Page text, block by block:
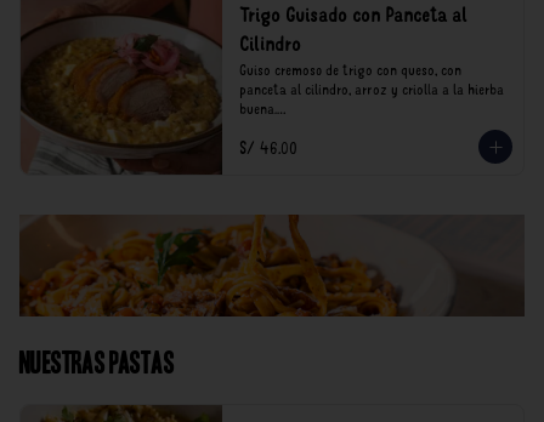
Trigo Guisado con Panceta al
Cilindro
Guiso cremoso de trigo con queso, con
panceta al cilindro, arroz y criolla a la hierba
buena.
*Nuestros precios están expresados en soles e
S/ 46.00
Nuestras Pastas